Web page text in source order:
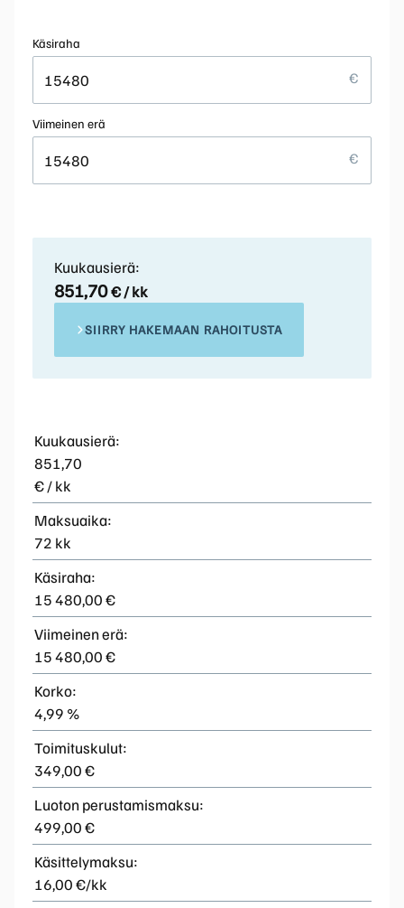
Käsiraha
Viimeinen erä
Kuukausierä:
851,70
€ / kk
Maksuaika:
72 kk
Käsiraha:
15 480,00 €
Viimeinen erä:
15 480,00 €
Korko:
4,99 %
Toimituskulut:
349,00 €
Luoton perustamismaksu:
499,00 €
Käsittelymaksu:
16,00 €/kk
Kuukausierä:
851,70€ / kk
SIIRRY HAKEMAAN RAHOITUSTA